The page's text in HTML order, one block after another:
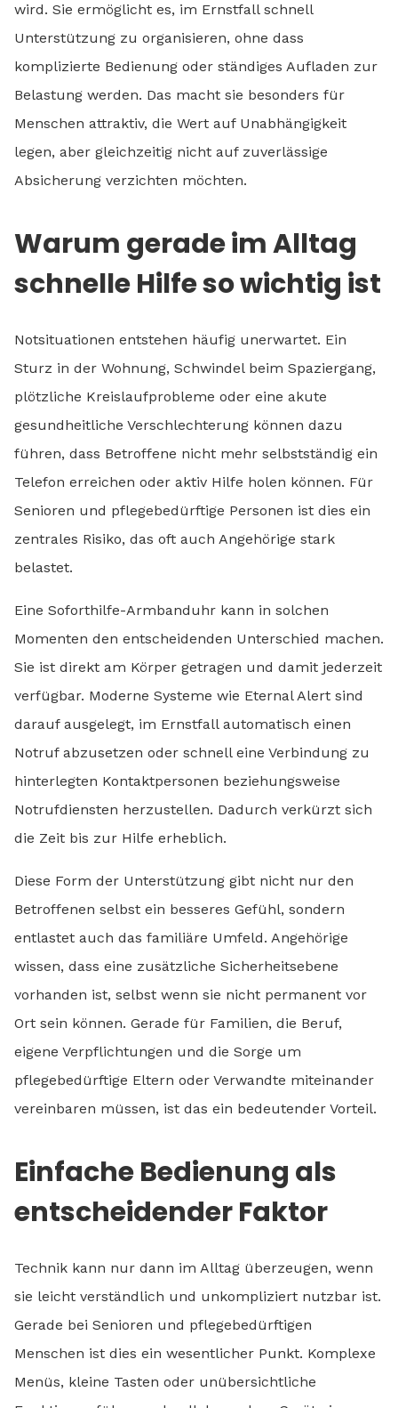
wird. Sie ermöglicht es, im Ernstfall schnell
Unterstützung zu organisieren, ohne dass
komplizierte Bedienung oder ständiges Aufladen zur
Belastung werden. Das macht sie besonders für
Menschen attraktiv, die Wert auf Unabhängigkeit
legen, aber gleichzeitig nicht auf zuverlässige
Absicherung verzichten möchten.
Warum gerade im Alltag
schnelle Hilfe so wichtig ist
Notsituationen entstehen häufig unerwartet. Ein
Sturz in der Wohnung, Schwindel beim Spaziergang,
plötzliche Kreislaufprobleme oder eine akute
gesundheitliche Verschlechterung können dazu
führen, dass Betroffene nicht mehr selbstständig ein
Telefon erreichen oder aktiv Hilfe holen können. Für
Senioren und pflegebedürftige Personen ist dies ein
zentrales Risiko, das oft auch Angehörige stark
belastet.
Eine Soforthilfe-Armbanduhr kann in solchen
Momenten den entscheidenden Unterschied machen.
Sie ist direkt am Körper getragen und damit jederzeit
verfügbar. Moderne Systeme wie Eternal Alert sind
darauf ausgelegt, im Ernstfall automatisch einen
Notruf abzusetzen oder schnell eine Verbindung zu
hinterlegten Kontaktpersonen beziehungsweise
Notrufdiensten herzustellen. Dadurch verkürzt sich
die Zeit bis zur Hilfe erheblich.
Diese Form der Unterstützung gibt nicht nur den
Betroffenen selbst ein besseres Gefühl, sondern
entlastet auch das familiäre Umfeld. Angehörige
wissen, dass eine zusätzliche Sicherheitsebene
vorhanden ist, selbst wenn sie nicht permanent vor
Ort sein können. Gerade für Familien, die Beruf,
eigene Verpflichtungen und die Sorge um
pflegebedürftige Eltern oder Verwandte miteinander
vereinbaren müssen, ist das ein bedeutender Vorteil.
Einfache Bedienung als
entscheidender Faktor
Technik kann nur dann im Alltag überzeugen, wenn
sie leicht verständlich und unkompliziert nutzbar ist.
Gerade bei Senioren und pflegebedürftigen
Menschen ist dies ein wesentlicher Punkt. Komplexe
Menüs, kleine Tasten oder unübersichtliche